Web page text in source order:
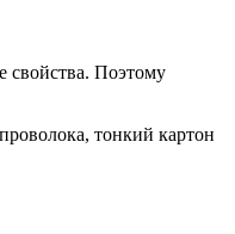
свойства. Поэтому
тонкий картон